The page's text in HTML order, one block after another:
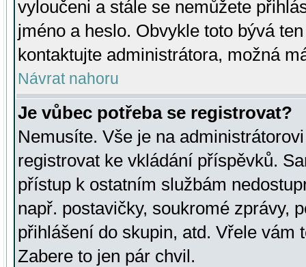
vyloučeni a stále se nemůžete
jméno a heslo. Obvykle toto bývá
kontaktujte administrátora, možná
Návrat nahoru
Je vůbec potřeba se registrovat?
Nemusíte. Vše je na
registrovat ke vkládání příspěvků.
přístup k ostatním službám
např. postavičky, soukromé zprávy,
přihlášení do skupin, atd. Vřele vám
Zabere to jen pár chvil.